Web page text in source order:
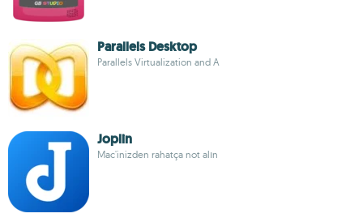
Parallels Desktop
Parallels Virtualization and A
Joplin
Mac'inizden rahatça not alın